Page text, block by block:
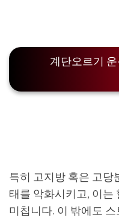
계단오르기
특히 고지방 혹은 고당
태를 악화시키고, 이는
미칩니다. 이 밖에도